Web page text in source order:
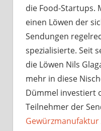
die Food-Startups.
einen Löwen der
Sendungen
spezialisierte. Seit
die Löwen Nils
mehr in diese
Dümmel investiert
Teilnehmer der